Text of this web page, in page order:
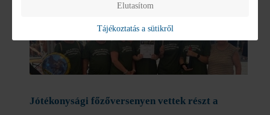
Jótékonysági főzőversenyen vettek részt a
Elutasítom
Tájékoztatás a sütikről